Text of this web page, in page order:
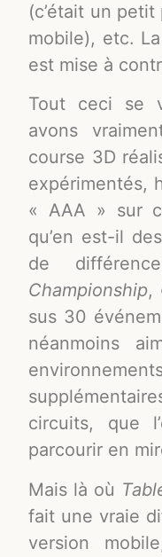
(c’était un
mobile), etc.
est mise à
Tout ceci se
avons
course 3D
expérimentés,
« AAA » sur
qu’en est-il
de
Championship,
sus 30
néanmoins
circuits, que
parcourir en
Mais là où
fait une vraie
version